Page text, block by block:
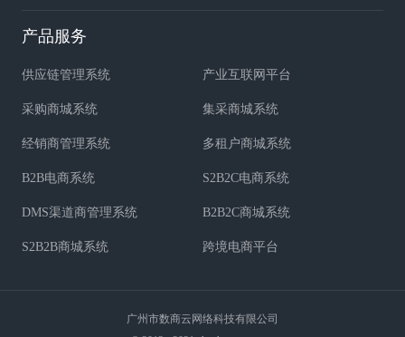
产品服务
供应链管理系统 产业互联网平台
采购商城系统 集采商城系统
经销商管理系统 多租户商城系统
B2B电商系统 S2B2C电商系统
DMS渠道商管理系统 B2B2C商城系统
S2B2B商城系统 跨境电商平台
广州市数商云网络科技有限公司